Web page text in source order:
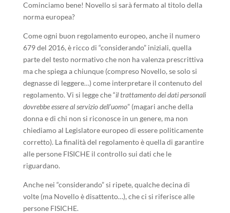
Cominciamo bene! Novello si sarà fermato al titolo della
norma europea?
Come ogni buon regolamento europeo, anche il numero
679 del 2016, è ricco di “considerando” iniziali, quella
parte del testo normativo che non ha valenza prescrittiva
ma che spiega a chiunque (compreso Novello, se solo si
degnasse di leggere…) come interpretare il contenuto del
regolamento. Vi si legge che “il trattamento dei dati personali
dovrebbe essere al servizio dell’uomo” (magari anche della
donna e di chi non si riconosce in un genere, ma non
chiediamo al Legislatore europeo di essere politicamente
corretto). La finalità del regolamento è quella di garantire
alle persone FISICHE il controllo sui dati che le
riguardano.
Anche nei “considerando” si ripete, qualche decina di
volte (ma Novello è disattento…), che ci si riferisce alle
persone FISICHE.